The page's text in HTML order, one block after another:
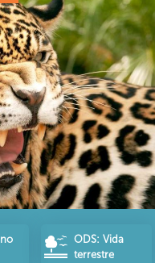
ODS: Vida
terrestre